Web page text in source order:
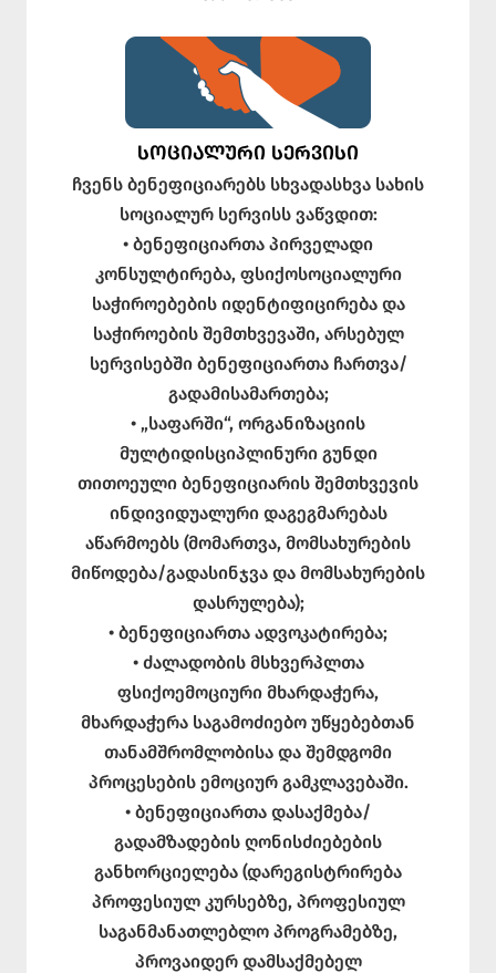
ᲡᲝᲪᲘᲐᲚᲣᲠᲘ ᲡᲔᲠᲕᲘᲡᲘ
ჩვენს ბენეფიციარებს სხვადასხვა სახის
სოციალურ სერვისს ვაწვდით:
• ბენეფიციართა პირველადი
კონსულტირება, ფსიქოსოციალური
საჭიროებების იდენტიფიცირება და
საჭიროების შემთხვევაში, არსებულ
სერვისებში ბენეფიციართა ჩართვა/
გადამისამართება;
• „საფარში“, ორგანიზაციის
მულტიდისციპლინური გუნდი
თითოეული ბენეფიციარის შემთხვევის
ინდივიდუალური დაგეგმარებას
აწარმოებს (მომართვა, მომსახურების
მიწოდება/გადასინჯვა და მომსახურების
დასრულება);
• ბენეფიციართა ადვოკატირება;
• ძალადობის მსხვერპლთა
ფსიქოემოციური მხარდაჭერა,
მხარდაჭერა საგამოძიებო უწყებებთან
თანამშრომლობისა და შემდგომი
პროცესების ემოციურ გამკლავებაში.
• ბენეფიციართა დასაქმება/
გადამზადების ღონისძიებების
განხორციელება (დარეგისტრირება
პროფესიულ კურსებზე, პროფესიულ
საგანმანათლებლო პროგრამებზე,
პროვაიდერ დამსაქმებელ